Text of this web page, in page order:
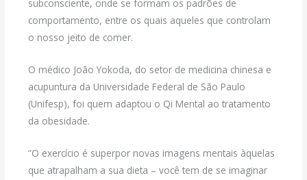
subconsciente, onde se formam os padrões de
comportamento, entre os quais aqueles que controlam
o nosso jeito de comer.
O médico João Yokoda, do setor de medicina chinesa e
acupuntura da Universidade Federal de São Paulo
(Unifesp), foi quem adaptou o Qi Mental ao tratamento
da obesidade.
“O exercício é superpor novas imagens mentais àquelas
que atrapalham a sua dieta – você tem de se imaginar